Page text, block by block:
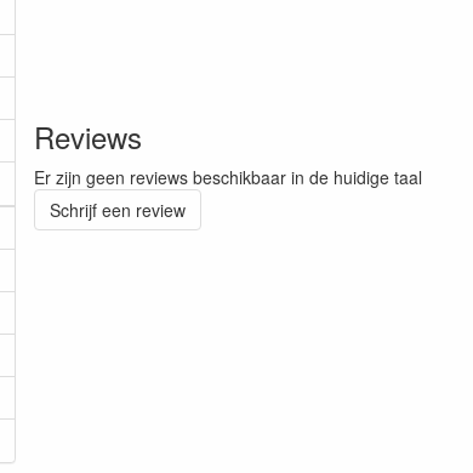
Reviews
Er zijn geen reviews beschikbaar in de huidige taal
Schrijf een review